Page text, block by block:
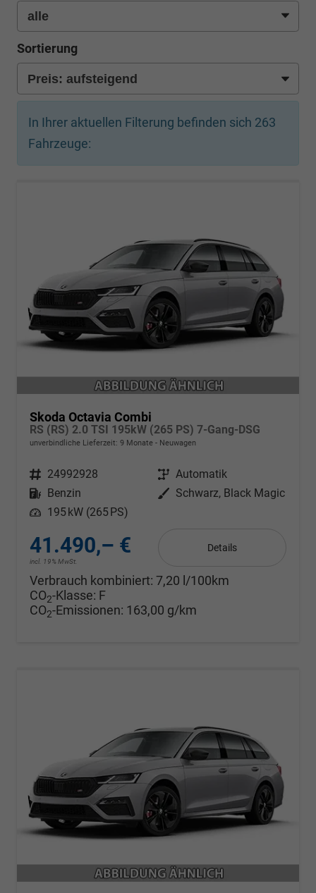
Sortierung
In Ihrer aktuellen Filterung befinden sich 263
Fahrzeuge:
Skoda Octavia Combi
RS (RS) 2.0 TSI 195kW (265 PS) 7-Gang-DSG
unverbindliche Lieferzeit: 9 Monate Neuwagen
Fahrzeugnr. 24992928 Getriebe Automatik
Kraftstoff
Benzin Außenfarbe Schwarz, Black Magic
Leistung 195 kW (265 PS)
41.490,– €
incl. 19% MwSt.
Details
Verbrauch kombiniert: 7,20 l/100km
CO2-Klasse: F
CO2-Emissionen: 163,00 g/km